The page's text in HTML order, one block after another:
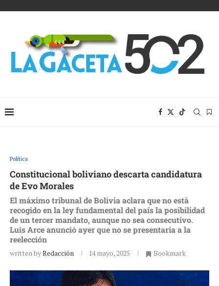
Política
Constitucional boliviano descarta candidatura
de Evo Morales
El máximo tribunal de Bolivia aclara que no está
recogido en la ley fundamental del país la posibilidad
de un tercer mandato, aunque no sea consecutivo.
Luis Arce anunció ayer que no se presentaría a la
reelección
written byRedacción 14 mayo, 2025 Bookmark